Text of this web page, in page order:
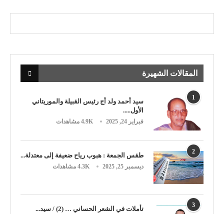
المقالات الشهيرة
1
سيد أحمد ولد أج رئيس القبيلة والموريتاني
الأول.....
فبراير 24, 2025 4.9K مشاهدات
2 طقس الجمعة : هبوب رياح ضعيفة إلى معتدلة...
ديسمبر 25, 2025 4.3K مشاهدات
3 تأملات في الشعر الحساني … (2) / سيد...